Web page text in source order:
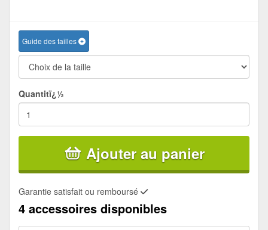
Guide des tailles
Quantitï¿½
Ajouter au panier
Garantie satisfait ou remboursé
4 accessoires disponibles